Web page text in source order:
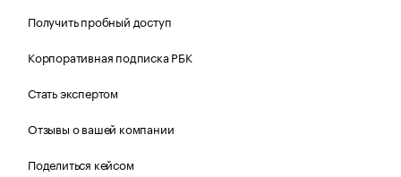
Получить пробный доступ
Корпоративная подписка РБК
Стать экспертом
Отзывы о вашей компании
Поделиться кейсом